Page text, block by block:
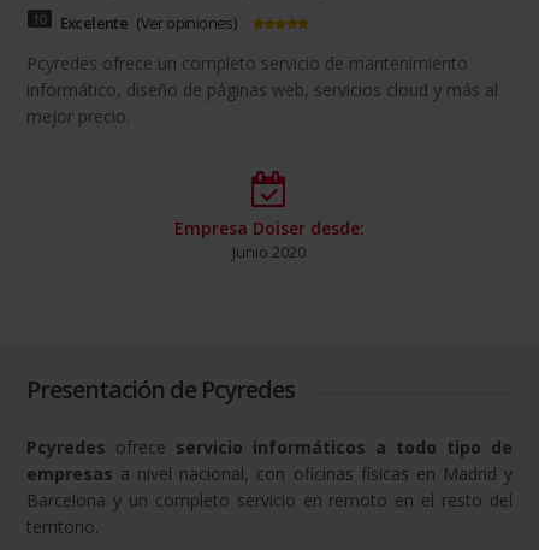
10 Excelente (Ver opiniones)
Pcyredes ofrece un completo servicio de mantenimiento
informático, diseño de páginas web, servicios cloud y más al
mejor precio.
Empresa Doiser desde:
Junio 2020
Presentación de Pcyredes
Pcyredes ofrece servicio informáticos a todo tipo de
empresas a nivel nacional, con oficinas físicas en Madrid y
Barcelona y un completo servicio en remoto en el resto del
territorio.